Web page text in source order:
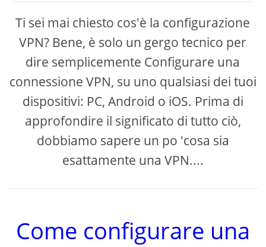
Ti sei mai chiesto cos'è la configurazione
VPN? Bene, è solo un gergo tecnico per
dire semplicemente Configurare una
connessione VPN, su uno qualsiasi dei tuoi
dispositivi: PC, Android o iOS. Prima di
approfondire il significato di tutto ciò,
dobbiamo sapere un po 'cosa sia
esattamente una VPN....
Come configurare una